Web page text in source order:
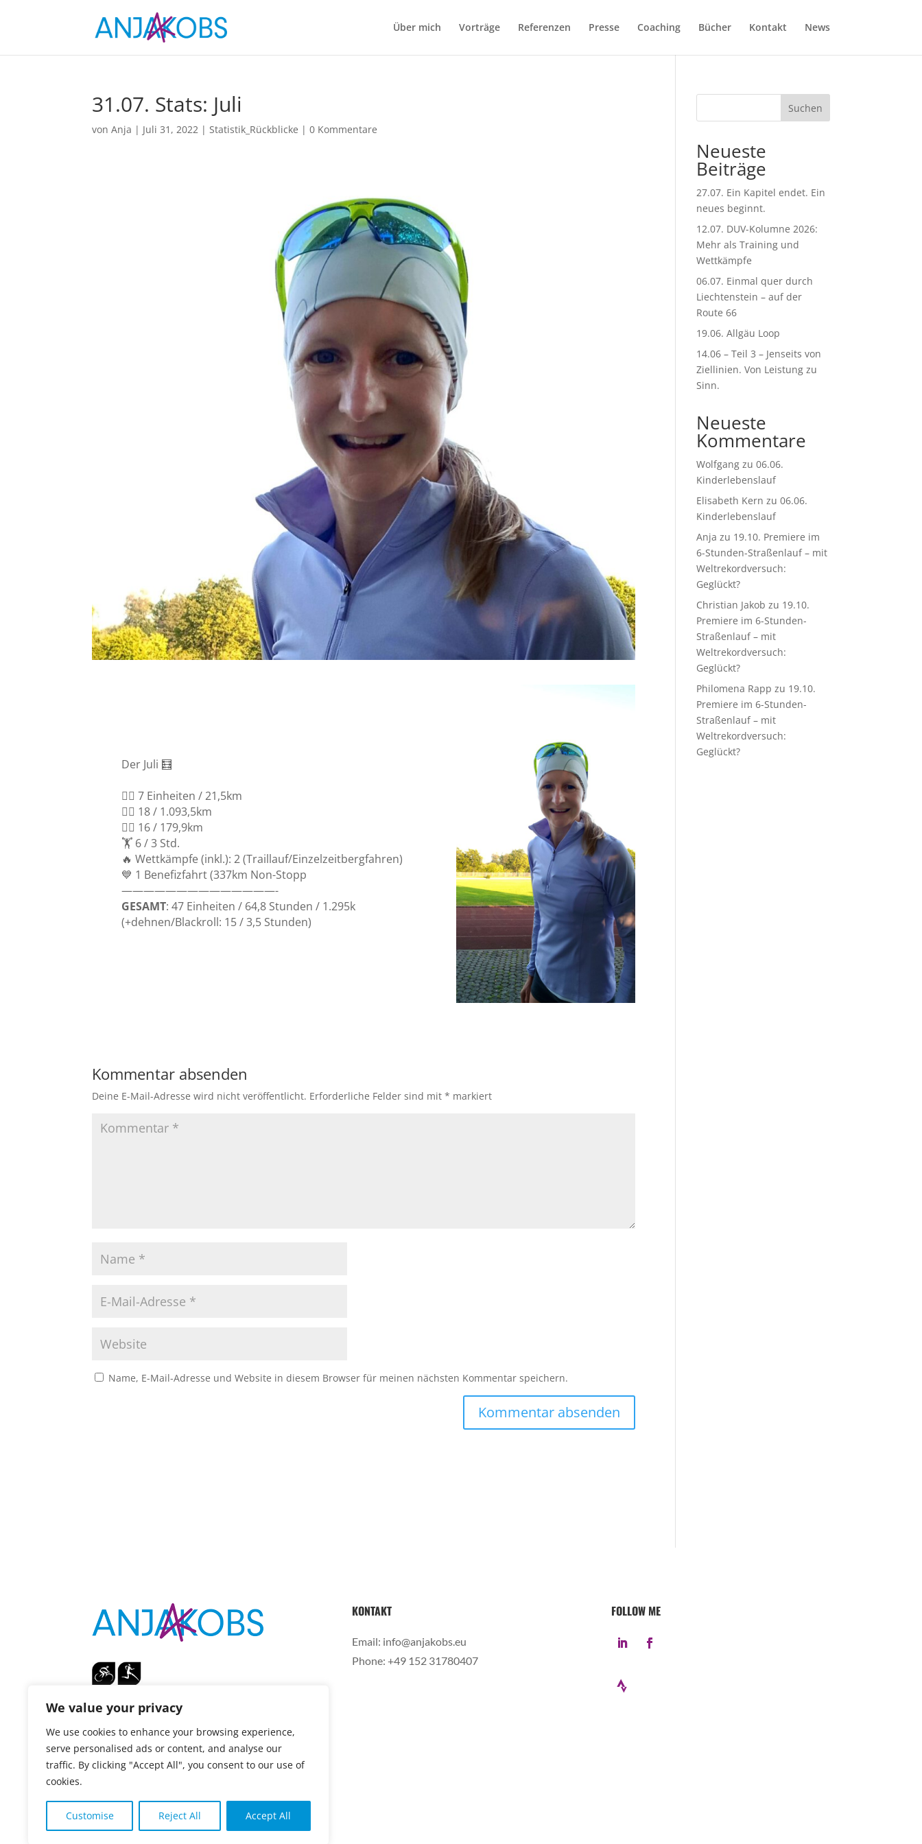
We value your privacy
We use cookies to enhance your browsing experience,
serve personalised ads or content, and analyse our
traffic. By clicking "Accept All", you consent to our use of
cookies.
Customise Reject All Accept All
Über mich Vorträge Referenzen Presse Coaching Bücher Kontakt News
31.07. Stats: Juli
vonAnja | Juli 31, 2022 |Statistik_Rückblicke |0 Kommentare
Der Juli 🧮
🏊‍♀️ 7 Einheiten / 21,5km
🚴‍♀️ 18 / 1.093,5km
🏃‍♀️ 16 / 179,9km
🏋️ 6 / 3 Std.
🔥 Wettkämpfe (inkl.): 2 (Traillauf/Einzelzeitbergfahren)
💙 1 Benefizfahrt (337km Non-Stopp
——————————————-
GESAMT: 47 Einheiten / 64,8 Stunden / 1.295k
(+dehnen/Blackroll: 15 / 3,5 Stunden)
Kommentar absenden
Deine E-Mail-Adresse wird nicht veröffentlicht. Erforderliche Felder sind mit* markiert
Name, E-Mail-Adresse und Website in diesem Browser für meinen nächsten Kommentar speichern.
Suchen
Neueste
Beiträge
27.07. Ein Kapitel endet. Ein
neues beginnt.
12.07. DUV-Kolumne 2026:
Mehr als Training und
Wettkämpfe
06.07. Einmal quer durch
Liechtenstein – auf der
Route 66
19.06. Allgäu Loop
14.06 – Teil 3 – Jenseits von
Ziellinien. Von Leistung zu
Sinn.
Neueste
Kommentare
Wolfgang zu06.06.
Kinderlebenslauf
Elisabeth Kern zu06.06.
Kinderlebenslauf
Anja zu 19.10. Premiere im
6-Stunden-Straßenlauf – mit
Weltrekordversuch:
Geglückt?
Christian Jakob zu 19.10.
Premiere im 6-Stunden-
Straßenlauf – mit
Weltrekordversuch:
Geglückt?
Philomena Rapp zu 19.10.
Premiere im 6-Stunden-
Straßenlauf – mit
Weltrekordversuch:
Geglückt?
Vortragsrednerin
Leistungssportlerin
KONTAKT
Email: info@anjakobs.eu
Phone: +49 152 31780407
FOLLOW ME
